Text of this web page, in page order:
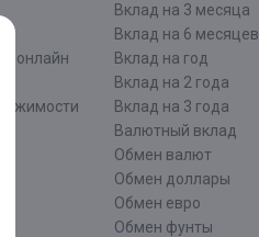
онлайн
Вклад на 3 месяца
Вклад на 6 месяцев
Вклад на год
Вклад на 2 года
Вклад на 3 года
Валютный вклад
Обмен валют
Обмен доллары
Обмен евро
Обмен фунты